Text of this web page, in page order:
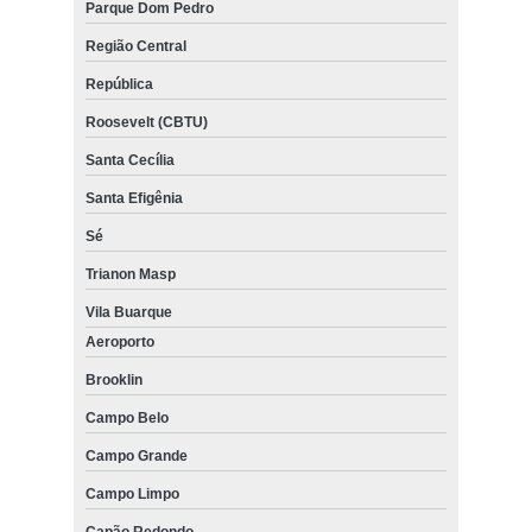
venda de equipamentos para academia halteres Lapa
venda de equipamentos para academia de condomínio Conjunto
Residencial Butantã
loja de equipamentos para academia de ginástica São Bernardo
Centro
loja de equipamentos para academia para studio Parque Anhembi
equipamento para academia de musculação Vila Andrade
venda de equipamentos e acessórios para academia Região
Central
loja de equipamentos para academia em clubes Serra da
Cantareira
loja de equipamentos para academia musculação Jardim Morumbi
Parque Dom Pedro
Região Central
República
Roosevelt (CBTU)
Santa Cecília
Santa Efigênia
Sé
Trianon Masp
Vila Buarque
Aeroporto
Brooklin
Campo Belo
Campo Grande
Campo Limpo